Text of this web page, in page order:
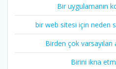
Bir uygulamanın
bir web sitesi için neden
Birden çok varsayılan
Birini ikna